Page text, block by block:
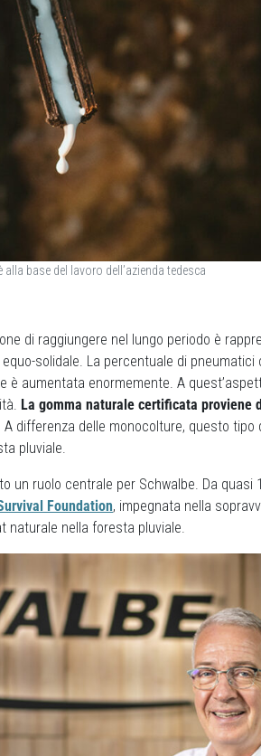
base del lavoro dell’azienda tedesca
di raggiungere nel lungo periodo è
solidale. La percentuale di pneumatici
è aumentata enormemente. A
La gomma naturale certificata proviene
A differenza delle monocolture, questo tipo
pluviale.
un ruolo centrale per Schwalbe. Da quasi
Foundation, impegnata nella
naturale nella foresta pluviale.